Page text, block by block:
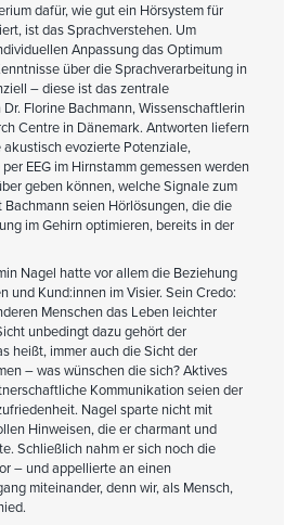
dafür, wie gut ein Hörsystem für
ist das Sprachverstehen. Um
Anpassung das Optimum
über die Sprachverarbeitung in
– diese ist das zentrale
Florine Bachmann, Wissenschaftlerin
Centre in Dänemark. Antworten liefern
akustisch evozierte Potenziale,
EEG im Hirnstamm gemessen werden
geben können, welche Signale zum
seien Hörlösungen, die die
im Gehirn optimieren, bereits in der
Nagel hatte vor allem die Beziehung
und Kund:innen im Visier. Sein Credo:
Menschen das Leben leichter
unbedingt dazu gehört der
heißt, immer auch die Sicht der
– was wünschen die sich? Aktives
Kommunikation seien der
Nagel sparte nicht mit
Hinweisen, die er charmant und
Schließlich nahm er sich noch die
– und appellierte an einen
miteinander, denn wir, als Mensch,